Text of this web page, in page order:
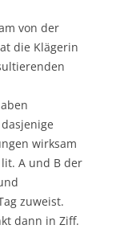
von der
die Klägerin
wirksam
A und B der
zuweist.
dann in Ziff.